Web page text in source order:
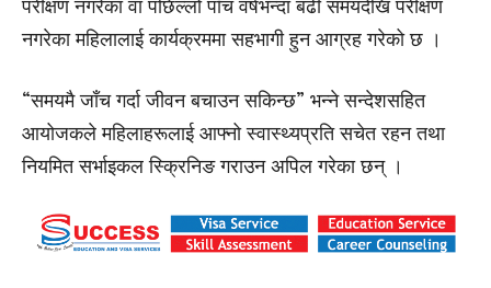
परीक्षण नगरेका वा पछिल्लो पाँच वर्षभन्दा बढी समयदेखि परीक्षण
नगरेका महिलालाई कार्यक्रममा सहभागी हुन आग्रह गरेको छ ।
“समयमै जाँच गर्दा जीवन बचाउन सकिन्छ” भन्ने सन्देशसहित
आयोजकले महिलाहरूलाई आफ्नो स्वास्थ्यप्रति सचेत रहन तथा
नियमित सर्भाइकल स्क्रिनिङ गराउन अपिल गरेका छन् ।